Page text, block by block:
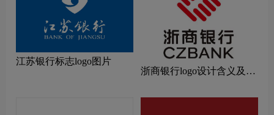
江苏银行标志logo图片
浙商银行logo设计含义及设